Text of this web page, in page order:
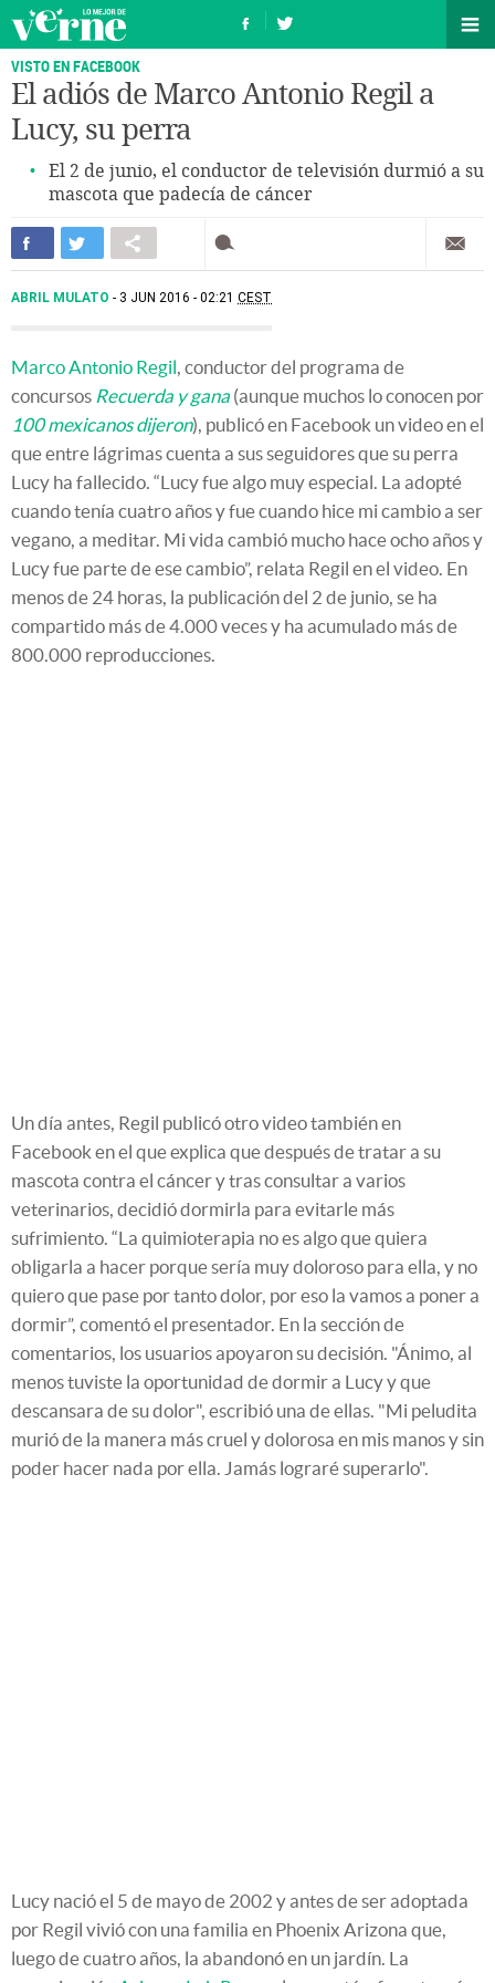
VISTO EN FACEBOOK
El adiós de Marco Antonio Regil a
Lucy, su perra
El 2 de junio, el conductor de televisión durmió a su
mascota que padecía de cáncer
ABRIL MULATO 3 JUN 2016 - 02:21 CEST
Marco Antonio Regil, conductor del programa de
concursos Recuerda y gana (aunque muchos lo conocen por
100 mexicanos dijeron), publicó en Facebook un video en el
que entre lágrimas cuenta a sus seguidores que su perra
Lucy ha fallecido. “Lucy fue algo muy especial. La adopté
cuando tenía cuatro años y fue cuando hice mi cambio a ser
vegano, a meditar. Mi vida cambió mucho hace ocho años y
Lucy fue parte de ese cambio”, relata Regil en el video. En
menos de 24 horas, la publicación del 2 de junio, se ha
compartido más de 4.000 veces y ha acumulado más de
800.000 reproducciones.
Un día antes, Regil publicó otro video también en
Facebook en el que explica que después de tratar a su
mascota contra el cáncer y tras consultar a varios
veterinarios, decidió dormirla para evitarle más
sufrimiento. “La quimioterapia no es algo que quiera
obligarla a hacer porque sería muy doloroso para ella, y no
quiero que pase por tanto dolor, por eso la vamos a poner a
dormir”, comentó el presentador. En la sección de
comentarios, los usuarios apoyaron su decisión. "Ánimo, al
menos tuviste la oportunidad de dormir a Lucy y que
descansara de su dolor", escribió una de ellas. "Mi peludita
murió de la manera más cruel y dolorosa en mis manos y sin
poder hacer nada por ella. Jamás lograré superarlo".
Lucy nació el 5 de mayo de 2002 y antes de ser adoptada
por Regil vivió con una familia en Phoenix Arizona que,
luego de cuatro años, la abandonó en un jardín. La